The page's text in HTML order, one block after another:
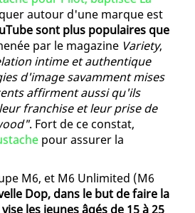
autour d'une marque est
sont plus populaires que
par le magazine Variety,
intime et authentique
d'image savamment mises
affirment aussi qu'ils
franchise et leur prise de
. Fort de ce constat,
pour assurer la
M6, et M6 Unlimited (M6
Dop, dans le but de faire la
les jeunes âgés de 15 à 25